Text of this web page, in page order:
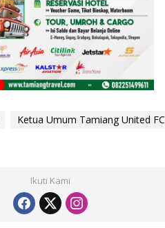
Ketua Umum Tamiang United FC
Ikuti Kami